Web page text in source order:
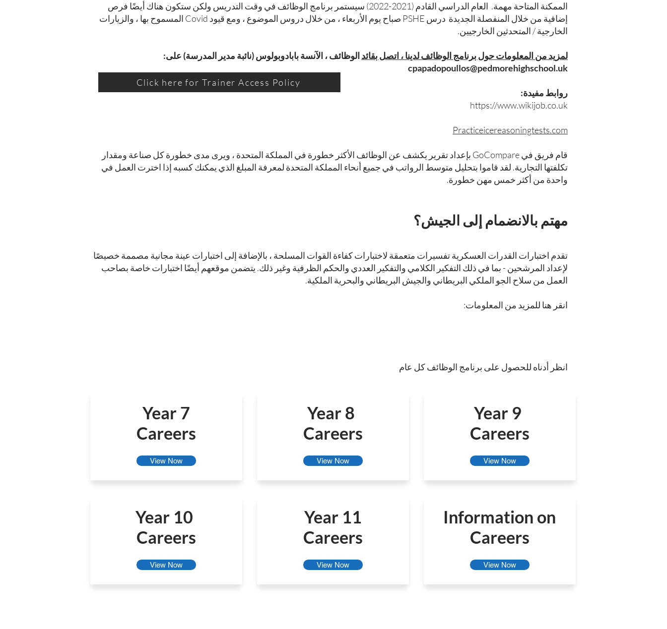
الممكنة المتاحة مهمة. العام الدراسي القادم (2021-2022) سيستمر برنامج الوظائف في وقت التدريس ولكن ستكون هناك أيضًا فرص
إضافية من خلال المنفصلة الجديدة درس PSHE صباح يوم الأربعاء ، من خلال دروس الموضوع ، ومع قيود Covid المسموح بها ، والزيارات
الخارجية / المتحدثين الخارجيين.
لمزيد من المعلومات حول برنامج الوظائف لدينا ، اتصل بقائد الوظائف ، الآنسة بابادوبولوس (نائبة مدير المدرسة) على:
cpapadopoullos@pedmorehighschool.uk
روابط مفيدة:
https://www.wikijob.co.uk
Practiceicereasoningtests.com
قام فريق في GoCompare بإعداد تقرير يكشف عن الوظائف الأكثر خطورة في المملكة المتحدة ، ويرى مدى خطورة كل صناعة ومقدار
تكلفتها التجارية. لقد قاموا بتحليل متوسط الرواتب في جميع أنحاء المملكة المتحدة لمعرفة المبلغ الذي يمكنك كسبه إذا اخترت العمل في
واحدة من أكثر خمس مهن خطورة.
مهتم بالانضمام إلى الجيش؟
تقدم اختبارات القدرات العسكرية تفسيرات متعمقة لاختبارات كفاءة القوات المسلحة ، بالإضافة إلى اختبارات عينة مجانية مصممة خصيصًا
لإعداد المرشحين - بما في ذلك التفكير الكلامي والتفكير العددي والحكم الظرفية وغير ذلك. يتضمن موقعهم أيضًا اختبارات خاصة بصاحب
العمل من سلاح الجو الملكي البريطاني والجيش البريطاني والبحرية الملكية.
انقر هنا للمزيد من المعلومات:
انظر أدناه للحصول على برنامج الوظائف كل عام
Click here for Trainer Access Policy
Year 7
Careers
View Now
Year 10
Careers
View Now
Year 8
Careers
View Now
Year 11
Careers
View Now
Year 9
Careers
View Now
Information on
Careers
View Now